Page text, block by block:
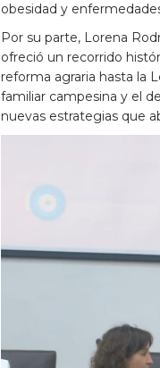
obesidad y
Por su parte, Lorena
ofreció un recorrido
reforma agraria hasta la
familiar campesina y el
nuevas estrategias que